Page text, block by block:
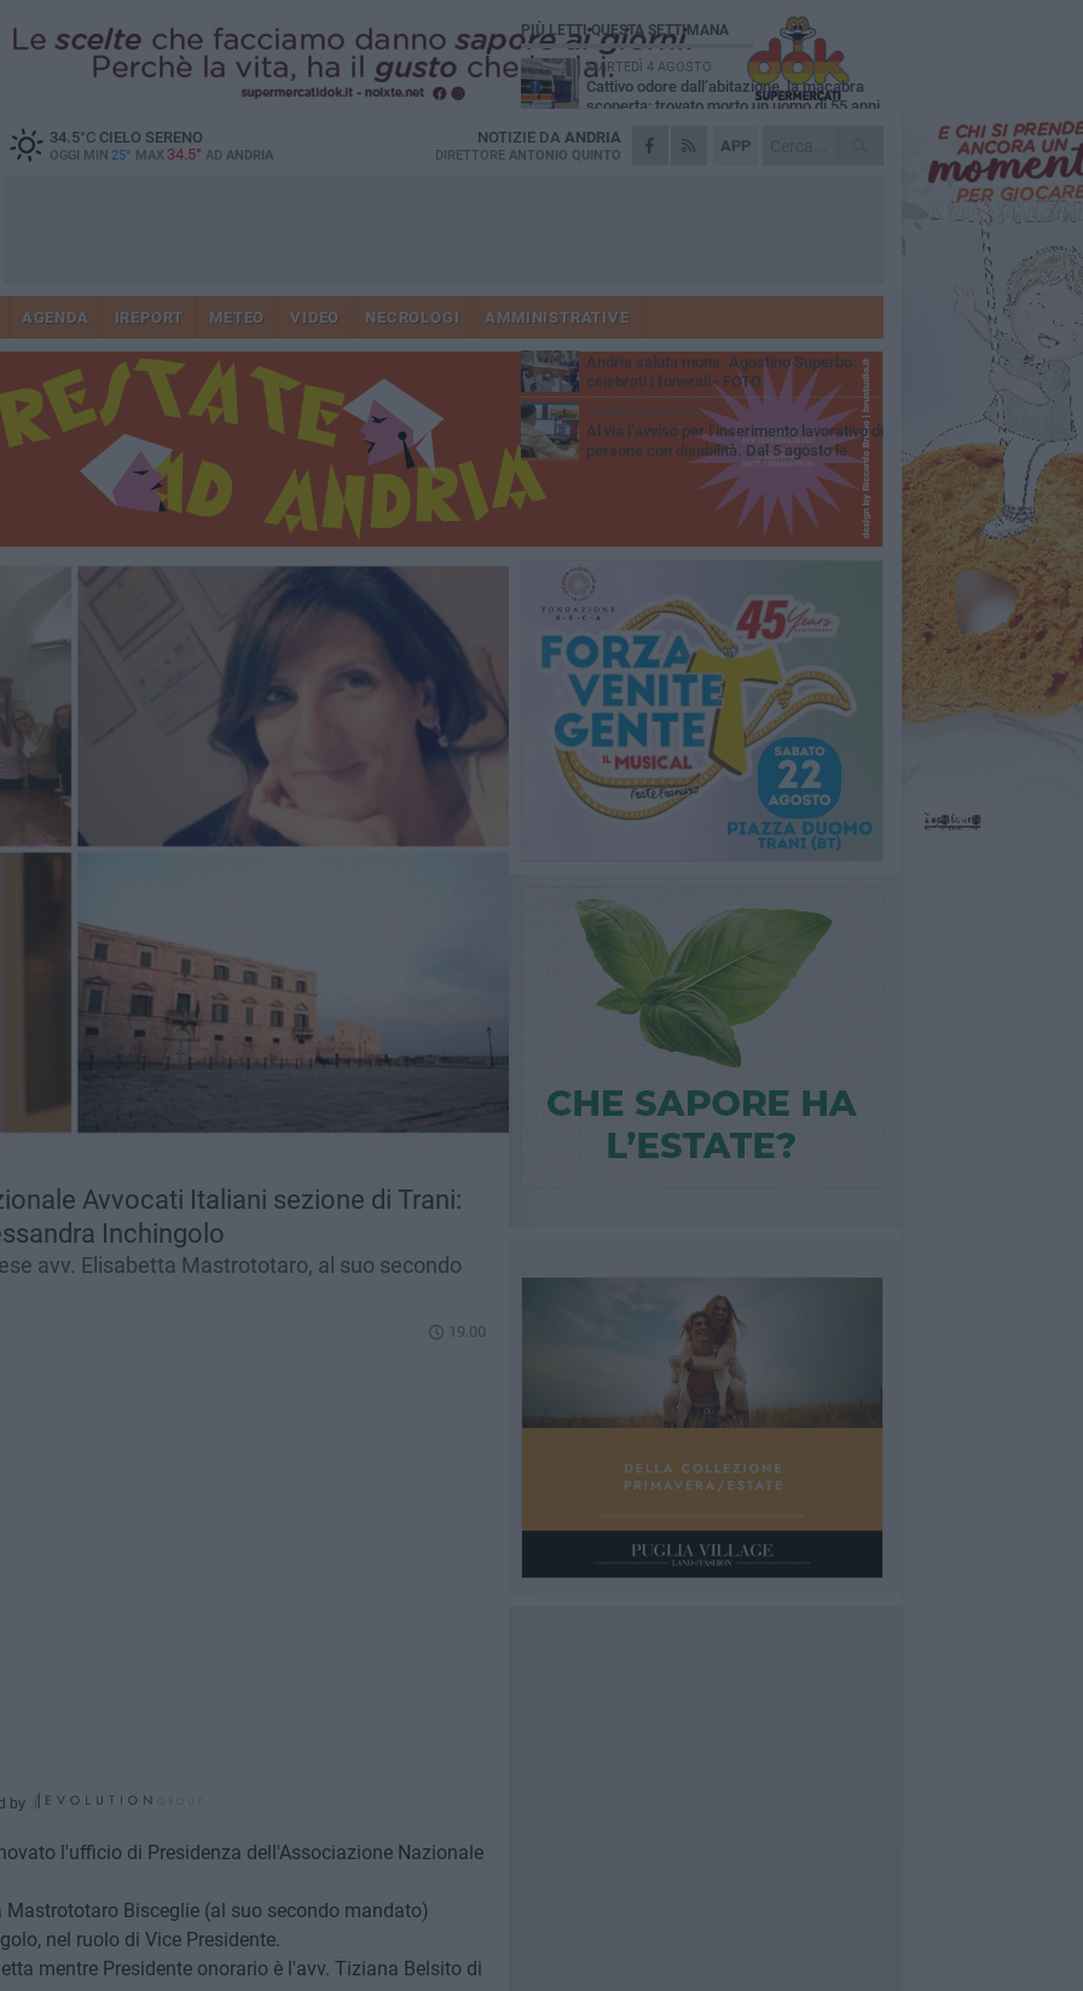
34.5°CCIELO SERENO
OGGI MIN 25° MAX 34.5° AD ANDRIA
APP
NOTIZIE DA ANDRIA
DIRETTORE ANTONIO QUINTO
AGENDA IREPORT METEO VIDEO NECROLOGI AMMINISTRATIVE
Avvocati Italiani sezione di Trani:
Inchingolo
avv. Elisabetta Mastrototaro, al suo secondo
19.00
by
l'ufficio di Presidenza dell'Associazione Nazionale
Bisceglie (al suo secondo mandato)
nel ruolo di Vice Presidente.
mentre Presidente onorario è l'avv. Tiziana Belsito di
PIÙ LETTI QUESTA SETTIMANA
MARTEDÌ 4 AGOSTO
Cattivo odore dall’abitazione, la macabra
scoperta: trovato morto un uomo di 55 anni
SABATO 1 AGOSTO
"3 vite. 2 impegni. 1 strada": ad Andria
Scompare prematuramente l'avvocato
Beppe Tortora
MARTEDÌ 4 AGOSTO
Andria saluta mons. Agostino Superbo:
celebrati i funerali - FOTO
LUNEDÌ 3 AGOSTO
Al via l’avviso per l’inserimento lavorativo di
persone con disabilità. Dal 5 agosto le
domande